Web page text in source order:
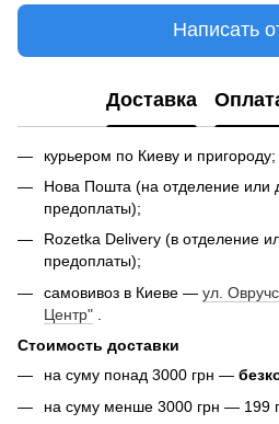
Написать
Доставка
курьером по Киеву и пригороду;
Нова Пошта (на отделение или
предоплаты);
Rozetka Delivery (в отделение
предоплаты);
самовивоз в Киеве — ул.
Центр"
Стоимость доставки
на суму понад 3000 грн —
на суму менше 3000 грн — 199